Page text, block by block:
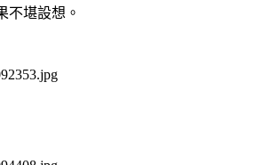
不堪設想。